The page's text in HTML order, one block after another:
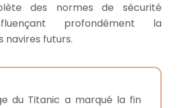
des normes de sécurité
profondément la
navires futurs.
du Titanic a marqué la fin